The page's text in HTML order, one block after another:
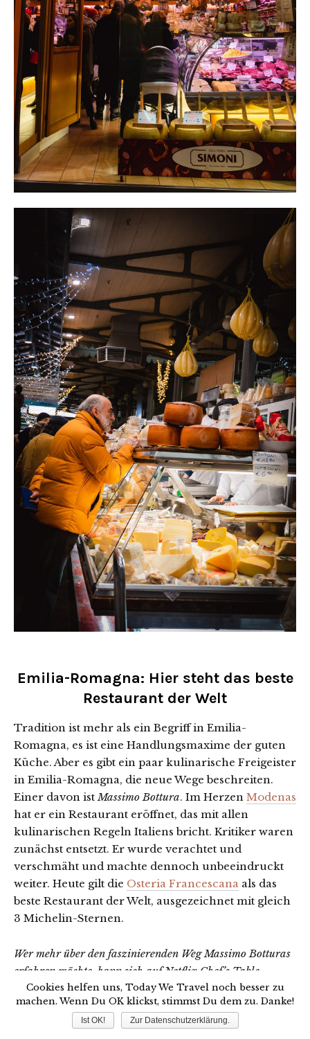
Emilia-Romagna: Hier steht das beste
Restaurant der Welt
Tradition ist mehr als ein Begriff in Emilia-
Romagna, es ist eine Handlungsmaxime der guten
Küche. Aber es gibt ein paar kulinarische Freigeister
in Emilia-Romagna, die neue Wege beschreiten.
Einer davon istMassimo Bottura. Im Herzen Modenas
hat er ein Restaurant eröffnet, das mit allen
kulinarischen Regeln Italiens bricht. Kritiker waren
zunächst entsetzt. Er wurde verachtet und
verschmäht und machte dennoch unbeeindruckt
weiter. Heute gilt die Osteria Francescana als das
beste Restaurant der Welt, ausgezeichnet mit gleich
3 Michelin-Sternen.
Wer mehr über den faszinierenden Weg Massimo Botturas
erfahren möchte, kann sich auf Netflix Chef’s Table
ansehen – in der 1. Staffel/1. Folge geht es um seinen
steinigen Aufstieg zum besten Koch der Welt. Außerdem
diesen Artikelim Stern.
Cookies helfen uns, Today We Travel noch besser zu
machen. Wenn Du OK klickst, stimmst Du dem zu. Danke!
Ist OK! Zur Datenschutzerklärung.